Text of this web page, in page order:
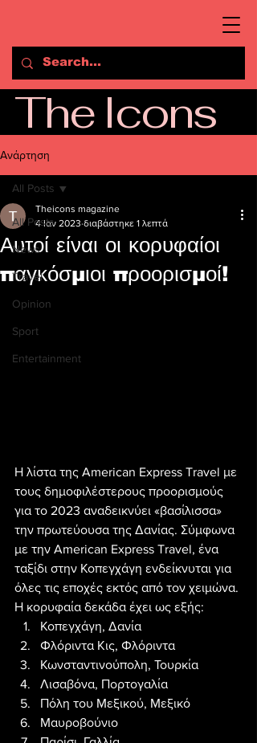
The Icons
Ανάρτηση
All Posts
News
Travel
Opinion
Sport
Entertainment
All Posts
Αυτοί είναι οι κορυφαίοι
παγκόσμιοι προορισμοί!
Theicons magazine
4 Ιαν 2023 διαβάστηκε 1 λεπτά
Η λίστα της American Express Travel με
τους δημοφιλέστερους προορισμούς
για το 2023 αναδεικνύει «βασίλισσα»
την πρωτεύουσα της Δανίας. Σύμφωνα
με την American Express Travel, ένα
ταξίδι στην Κοπεγχάγη ενδείκνυται για
όλες τις εποχές εκτός από τον χειμώνα.
Η κορυφαία δεκάδα έχει ως εξής:
Κοπεγχάγη, Δανία
Φλόριντα Κις, Φλόριντα
Κωνσταντινούπολη, Τουρκία
Λισαβόνα, Πορτογαλία
Πόλη του Μεξικού, Μεξικό
Μαυροβούνιο